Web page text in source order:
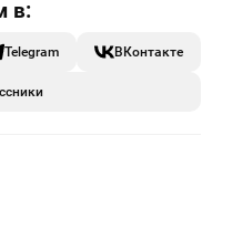
Telegram ВКонтакте